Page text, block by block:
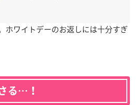
ホワイトデーのお返しには十分すぎ
る…！